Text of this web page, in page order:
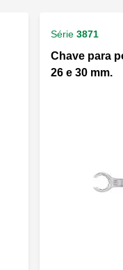
Série 3871
Chave para
26 e 30 mm.